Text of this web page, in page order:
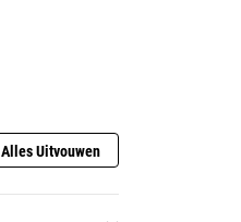
Alles Uitvouwen